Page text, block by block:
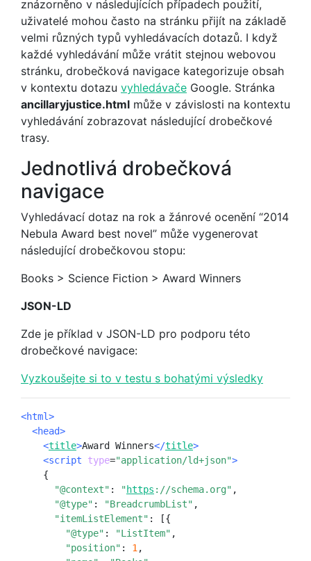
znázorněno v následujících případech použití,
uživatelé mohou často na stránku přijít na základě
velmi různých typů vyhledávacích dotazů. I když
každé vyhledávání může vrátit stejnou webovou
stránku, drobečková navigace kategorizuje obsah
v kontextu dotazu vyhledávače Google. Stránka
ancillaryjustice.html může v závislosti na kontextu
vyhledávání zobrazovat následující drobečkové
trasy.
Jednotlivá drobečková
navigace
Vyhledávací dotaz na rok a žánrové ocenění “2014
Nebula Award best novel” může vygenerovat
následující drobečkovou stopu:
Books > Science Fiction > Award Winners
JSON-LD
Zde je příklad v JSON-LD pro podporu této
drobečkové navigace:
Vyzkoušejte si to v testu s bohatými výsledky
<html>
<head>
<title>Award Winners</title>
<script
type="application/ld+json">
{
"@context" : "https ://schema.org" ,
"@type" : "BreadcrumbList" ,
"itemListElement" :
[{
"@type" : "ListItem" ,
"position" : 1 ,